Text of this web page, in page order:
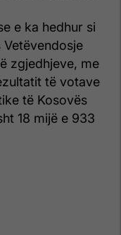
e ka hedhur si
zgjedhjeve, me
të votave
të Kosovës
18 mijë e 933